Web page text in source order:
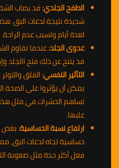
الطفح الجلدي:قد يصاب
شديدة نتيجة لدغات البق.
لعدة أيام وتسبب عدم الراحة.
عدوى الجلد:عندما تقاوم
قد ينتج عن ذلك فتح االجلد
التأثير النفسي:القلق
يمكن أن يؤثروا على الصحة
تساهم الحشرات في مثل
عليها.
ارتفاع نسبة الحساسية:بعض
حساسية تجاه لدغات البق،
فعل أكثر حدة مثل صعوبة